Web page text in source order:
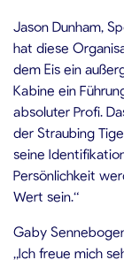
Jason Dunham,
hat diese
dem Eis ein
Kabine ein
absoluter Profi.
der Straubing
seine
Persönlichkeit
Wert sein.“
Gaby
„Ich freue mich